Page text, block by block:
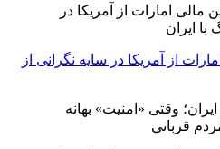
از آمریکا در سایه نگرانی از